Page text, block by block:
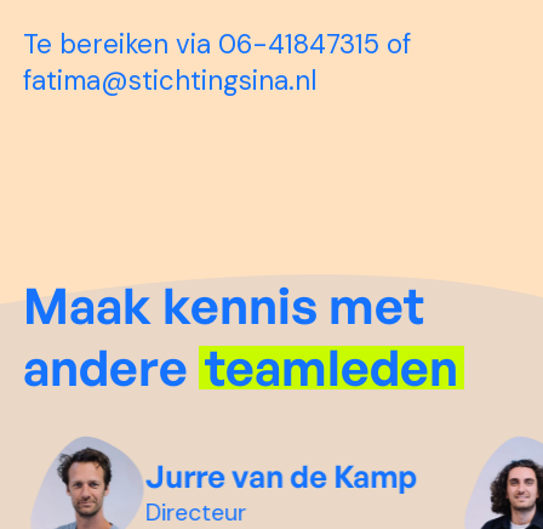
Te bereiken via 06-41847315 of
fatima@stichtingsina.nl
Maak kennis met
andereteamleden
Jurre van de Kamp
Directeur